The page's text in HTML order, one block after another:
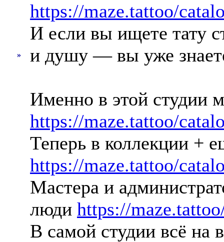
»
https://maze.tattoo/
И если вы ищете тату
и душу — вы уже
Именно в этой студии
https://maze.tattoo/
Теперь в коллекции +
https://maze.tattoo/
Мастера и
люди https://
В самой студии всё на